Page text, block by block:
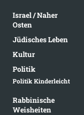
Israel / Naher
Osten
Jüdisches Leben
Kultur
Politik
Politik Kinderleicht
Rabbinische
Weisheiten